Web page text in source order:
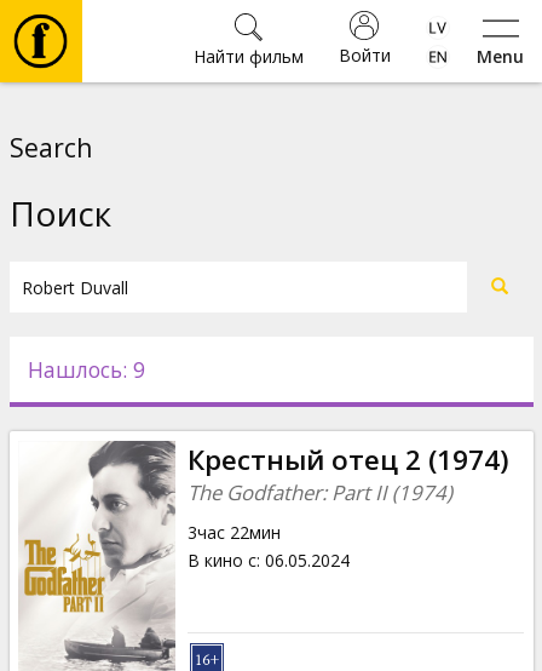
Menu
Войти
Найти фильм
Новости
Подарки
Кинозакуски
B2B
Search
Поиск
Нашлось: 9
Крестный отец 2 (1974)
The Godfather: Part II (1974)
3час 22мин
В кино с: 06.05.2024